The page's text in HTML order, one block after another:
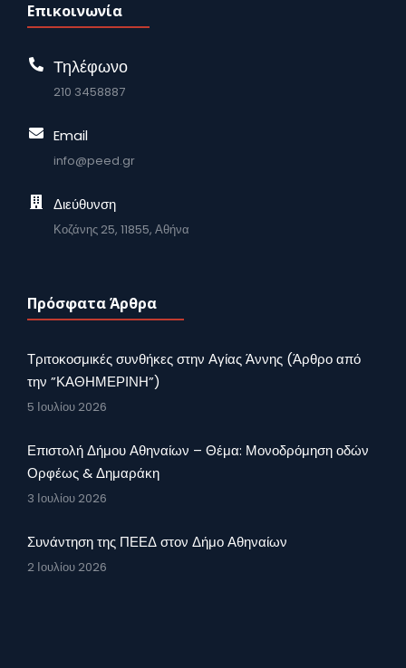
Επικοινωνία
Τηλέφωνο
210 3458887
Email
info@peed.gr
Διεύθυνση
Κοζάνης 25, 11855, Αθήνα
Πρόσφατα Άρθρα
Τριτοκοσμικές συνθήκες στην Αγίας Άννης (Άρθρο από
την ”ΚΑΘΗΜΕΡΙΝΗ”)
5 Ιουλίου 2026
Επιστολή Δήμου Αθηναίων – Θέμα: Μονοδρόμηση οδών
Ορφέως & Δημαράκη
3 Ιουλίου 2026
Συνάντηση της ΠΕΕΔ στον Δήμο Αθηναίων
2 Ιουλίου 2026